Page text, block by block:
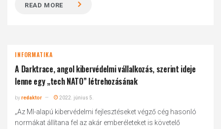
READ MORE
INFORMATIKA
A Darktrace, angol kibervédelmi vállalkozás, szerint ideje
lenne egy „tech NATO” létrehozásának
byredaktor 2022. június 5.
„Az MI-alapú kibervédelmi fejlesztéseket végző cég hasonló
normákat állítana fel az akár emberéleteket is követelő